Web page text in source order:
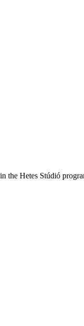
in the Hetes Stúdió